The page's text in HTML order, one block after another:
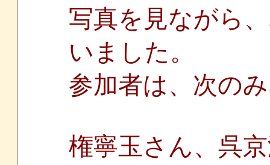
写真を見ながら
いました。
参加者は、次の
権寧玉さん、呉